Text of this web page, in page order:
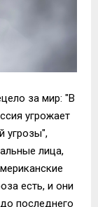
за мир: "В
угрожает
угрозы",
лица,
есть, и они
последнего